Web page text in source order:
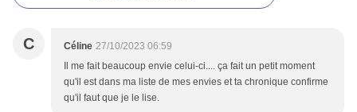
C Céline 27/10/2023 06:59
Il me fait beaucoup envie celui-ci.... ça fait un petit moment
qu'il est dans ma liste de mes envies et ta chronique confirme
qu'il faut que je le lise.